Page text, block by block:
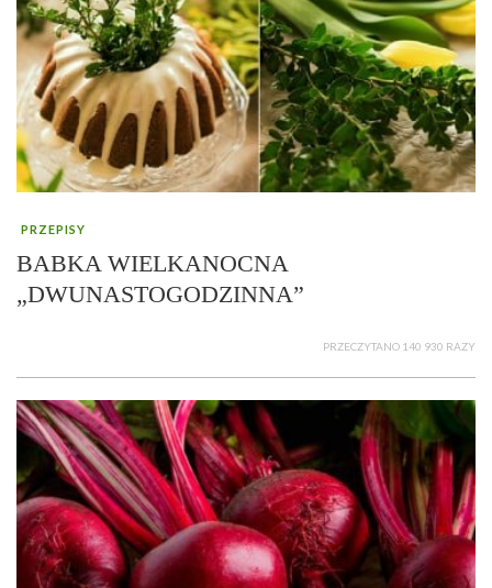
PRZEPISY
BABKA WIELKANOCNA
„DWUNASTOGODZINNA”
PRZECZYTANO 140 930 RAZY